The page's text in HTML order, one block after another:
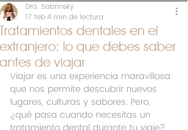
Tratamientos dentales en el
extranjero: lo que debes saber
antes de viajar
Dra. Sabrinsky
17 feb4 min de lectura
Viajar es una experiencia maravillosa
que nos permite descubrir nuevos
lugares, culturas y sabores. Pero,
¿qué pasa cuando necesitas un